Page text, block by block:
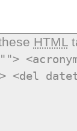
HTML
<del